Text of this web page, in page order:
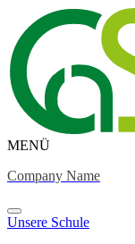
MENÜ
Company Name
Unsere Schule